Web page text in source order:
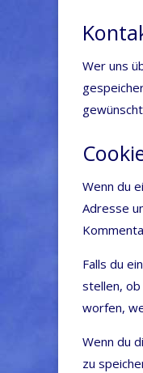
Wer uns
Wenn du
Adres­se
Falls du
stel­len,
wor­fen,
Wenn du
zu